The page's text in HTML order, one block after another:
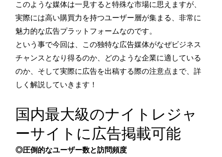
このような媒体は一見すると特殊な市場に思えますが、
実際には高い購買力を持つユーザー層が集まる、非常に
魅力的な広告プラットフォームなのです。
という事で今回は、この独特な広告媒体がなぜビジネス
チャンスとなり得るのか、どのような企業に適している
のか、そして実際に広告を出稿する際の注意点まで、詳
しく解説していきます！
国内最大級のナイトレジャ
ーサイトに広告掲載可能
◎圧倒的なユーザー数と訪問頻度